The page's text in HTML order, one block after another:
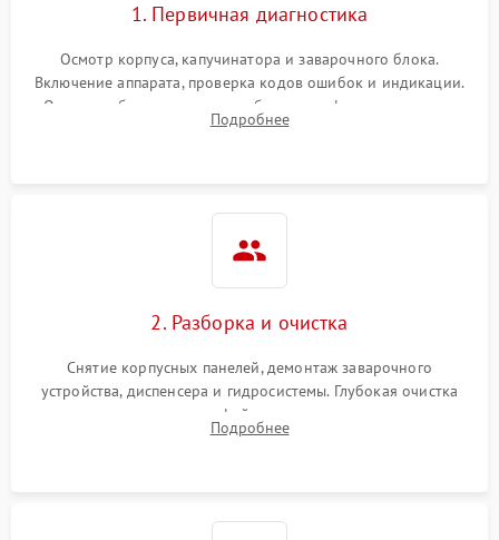
1. Первичная диагностика
Осмотр корпуса, капучинатора и заварочного блока.
Включение аппарата, проверка кодов ошибок и индикации.
Оценка работы помпы, термоблока и кофемолки на слух.
Измерение температуры и давления воды для выявления
Подробнее
2. Разборка и очистка
Снятие корпусных панелей, демонтаж заварочного
устройства, диспенсера и гидросистемы. Глубокая очистка
внутренних узлов от кофейных масел, жмыха и накипи.
Промывка дренажных каналов и фильтров с использованием
Подробнее